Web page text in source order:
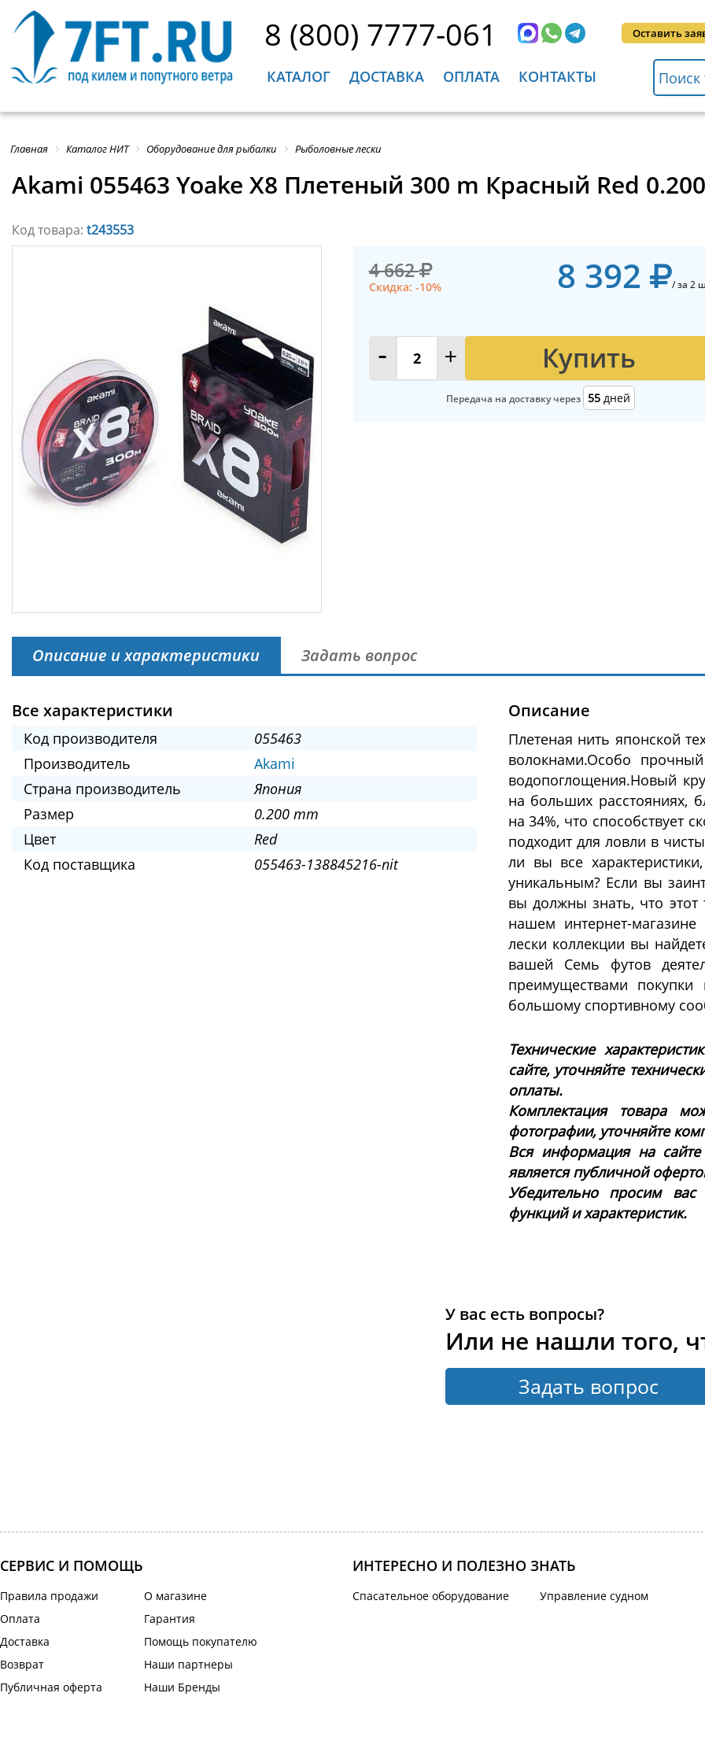
8 (800) 7777-061 Оставить
КАТАЛОГ ДОСТАВКА ОПЛАТА КОНТАКТЫ
Главная Каталог НИТ Оборудование для рыбалки Рыболовные лески
Akami 055463 Yoake X8 Плетеный 300 m Красный Red
Код товара: t243553
4 662
Скидка: -10% 8 392 / за 2
- + Купить
Передача на доставку через 55 дней
Описание и характеристики Задать вопрос
Все характеристики
Код производителя
055463
Производитель
Akami
Страна производитель
Япония
Размер
0.200 mm
Цвет
Red
Код поставщика
055463-138845216-nit
Описание
Плетеная нить японской
волокнами.Особо
водопоглощения.Новый
на больших расстояниях,
на 34%, что способствует
подходит для ловли в
ли вы все
уникальным? Если вы
вы должны знать, что
нашем интернет-
лески коллекции вы
вашей Семь футов
преимуществами
большому спортивному
Технические
сайте, уточняйте
оплаты.
Комплектация товара
фотографии, уточняйте
Вся информация на
является публичной
Убедительно просим
функций и характеристик.
У вас есть вопросы?
Или не нашли того,
Задать вопрос
СЕРВИС И ПОМОЩЬ
Правила продажи
Оплата
Доставка
Возврат
Публичная оферта
О магазине
Гарантия
Помощь покупателю
Наши партнеры
Наши Бренды
ИНТЕРЕСНО И ПОЛЕЗНО ЗНАТЬ
Спасательное оборудование Управление судном